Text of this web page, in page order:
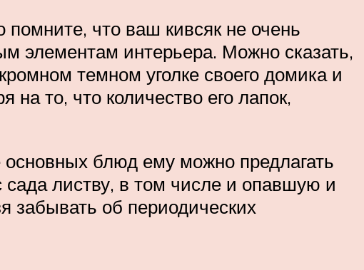
что ваш кивсяк не очень
элементам интерьера. Можно сказать,
темном уголке своего домика и
то, что количество его лапок,
основных блюд ему можно предлагать
листву, в том числе и опавшую и
забывать об периодических